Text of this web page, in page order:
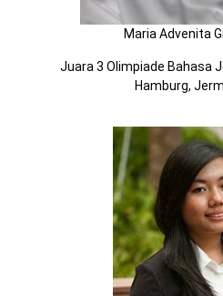
Maria Advenita
Juara 3 Olimpiade Bahasa
Hamburg,